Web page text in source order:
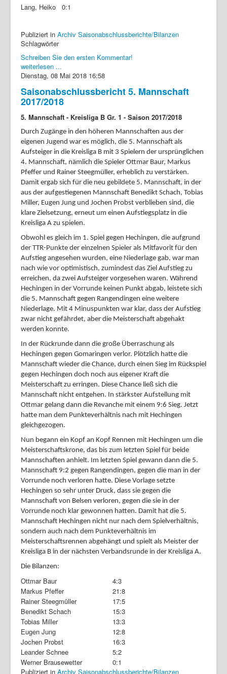
Lang, Heiko 0:1
Publiziert in Archiv Saisonabschlussberichte/Bilanzen
Schlagwörter
Schreiben Sie den ersten Kommentar!
weiterlesen ...
Dienstag, 08 Mai 2018 16:58
Saisonabschlussbericht 5. Mannschaft
2017/2018
5. Mannschaft - Kreisliga B Gr. 1 - Saison 2017/2018
Durch Zugänge in den höheren Mannschaften aus der
eigenen Jugend war es möglich, die 5. Mannschaft als
Aufsteiger in die Kreisliga B mit 3 Spielern der ursprünglichen
4. Mannschaft, nämlich die Spieler Ottmar Baur, Markus
Pfeffer und Rainer Steegmüller, erheblich zu verstärken.
Damit ergab sich für die neu gebildete 5. Mannschaft, in der
aus der aufgestiegenen Mannschaft Benedikt Schach, Tobias
Miller, Eugen Jung und Jochen Probst verblieben sind, die
klare Zielsetzung, erneut um einen Aufstiegsplatz in die
Kreisliga A zu spielen.
Obwohl es gleich im 1. Spiel gegen Hechingen, die aufgrund
der TTR-Punkte der einzelnen Spieler als Mitfavorit für den
Aufstieg angesehen wurden, eine Niederlage gab, war man
nach wie vor optimistisch, zumindest das Ziel Aufstieg zu
erreichen, da zwei Aufsteiger vorgesehen waren. Während
Hechingen in der Vorrunde keinen Punkt abgab, leistete sich
die 5. Mannschaft gegen Rangendingen eine weitere
Niederlage. Mit 4 Minuspunkten war klar, dass der Aufstieg
zwar nicht gefährdet, aber die Meisterschaft abgehakt
werden konnte.
In der Rückrunde dann die große Überraschung als
Hechingen gegen Gomaringen verlor. Plötzlich hatte die
Mannschaft wieder die Chance, durch einen Sieg im Rückspiel
gegen Hechingen doch noch aus eigener Kraft die
Meisterschaft zu erringen. Diese Chance ließ sich die
Mannschaft nicht entgehen. In stärkster Aufstellung mit
Ottmar gelang dann die Revanche mit einem 9:6 Sieg. Jetzt
hatte man dem Punkteverhältnis nach mit Hechingen
gleichgezogen.
Nun begann ein Kopf an Kopf Rennen mit Hechingen um die
Meisterschaftskrone, das bis zum letzten Spiel für beide
Mannschaften anhielt. Im letzten Spiel gewann dann die 5.
Mannschaft 9:2 gegen Rangendingen, gegen die man in der
Vorrunde noch verloren hatte. Diese Vorlage setzte
Hechingen so sehr unter Druck, dass sie gegen die
Mannschaft von Belsen verloren, gegen die sie in der
Vorrunde noch klar gewonnen hatten. Damit hat die 5.
Mannschaft Hechingen nicht nur nach dem Spielverhältnis,
sondern auch nach dem Punkteverhältnis im
Meisterschaftsrennen abgehängt und spielt als Meister der
Kreisliga B in der nächsten Verbandsrunde in der Kreisliga A.
Die Bilanzen:
Ottmar Baur
4:3
Markus Pfeffer
21:8
Rainer Steegmüller
17:5
Benedikt Schach
15:3
Tobias Miller
13:3
Eugen Jung
12:8
Jochen Probst
16:3
Leander Schnee
5:2
Werner Brausewetter
0:1
Publiziert in Archiv Saisonabschlussberichte/Bilanzen